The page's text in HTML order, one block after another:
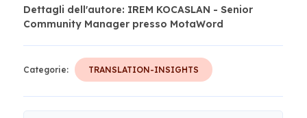
Dettagli dell'autore: IREM KOCASLAN - Senior
Community Manager presso MotaWord
Categorie: TRANSLATION-INSIGHTS